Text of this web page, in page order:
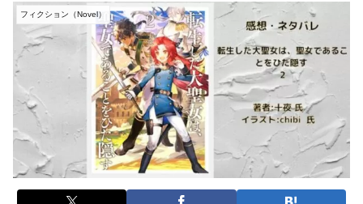
フィクション（Novel）